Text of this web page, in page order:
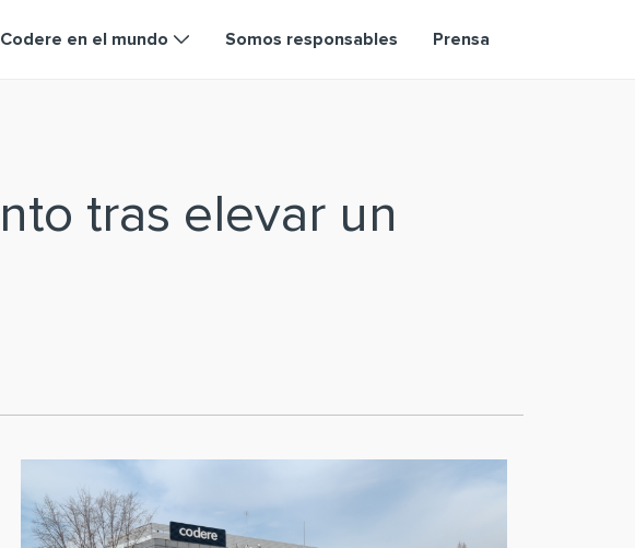
Codere en el mundo Somos responsables Prensa
tras elevar un